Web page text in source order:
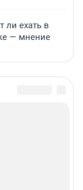
ли ехать в
— мнение